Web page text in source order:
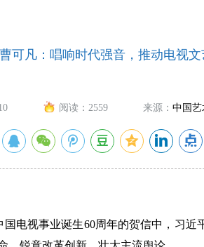
曹可凡：唱响时代强音，推动电视
阅读： 2559 来源： 中国艺
视事业诞生60周年的贺信中，习近